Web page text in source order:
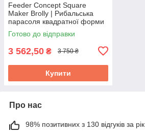
Feeder Concept Square
Maker Brolly | Рибальська
парасоля квадратної форми
для фідерної, коропової та
поплавкової риболовлі
Готово до відправки
3 562,50 ₴ 3 750 ₴
Купити
Про нас
98% позитивних з 130 відгуків за рік